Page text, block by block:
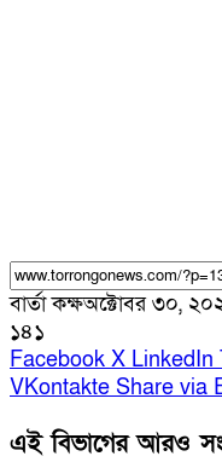
বার্তা কক্ষঅক্টোবর ৩০,
১৪১
Facebook X LinkedIn
VKontakte Share via
এই বিভাগের আরও